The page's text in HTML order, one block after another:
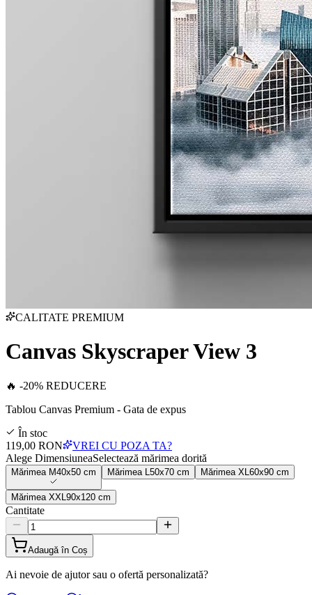
CALITATE PREMIUM
Canvas Skyscraper View 3
🔥 -20% REDUCERE
Tablou Canvas Premium - Gata de expus
În stoc
119,00 RON
VREI CU POZA TA?
Alege DimensiuneaSelectează mărimea dorită
Mărimea M40x50 cm Mărimea 50x70 cm Mărimea XL 60x90 cm
Mărimea XXL 90x120 cm
Cantitate
Adaugă în Coș
Ai nevoie de ajutor sau o ofertă personalizată?